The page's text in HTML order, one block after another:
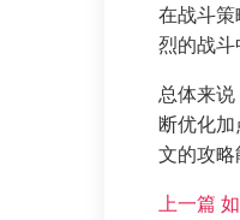
在战斗
烈的战斗
总体来
断优化
文的攻略
上一篇